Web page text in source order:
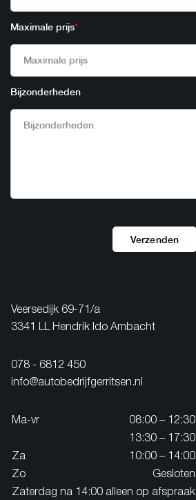
Maximale prijs*
Bijzonderheden
Verzenden
Veersedijk 69-71/a
3341 LL Hendrik Ido Ambacht
078 - 6812 450
info@autobedrijfgerritsen.nl
Ma-vr
08:00 – 12:30
13:30 – 17:30
Za
10:00 – 14:00
Zo
Gesloten
Zaterdag na 14:00 alleen op afspraak